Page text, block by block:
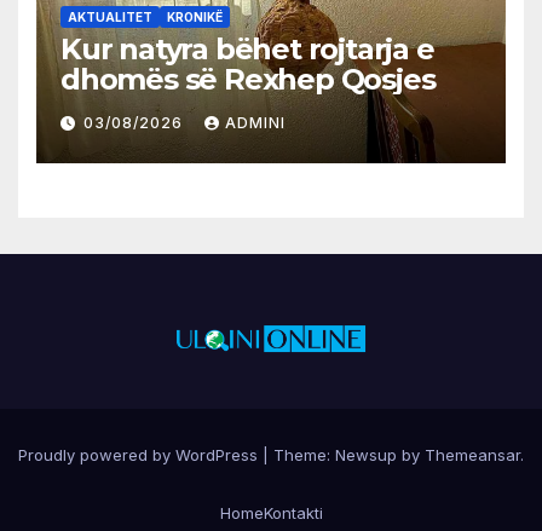
AKTUALITET KRONIKË
Kur natyra bëhet rojtarja e
dhomës së Rexhep Qosjes
03/08/2026 ADMINI
Proudly powered by WordPress Theme: Newsup by Themeansar.
HomeKontakti